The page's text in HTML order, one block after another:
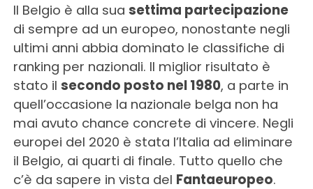
Il Belgio è alla sua settima partecipazione
di sempre ad un europeo, nonostante negli
ultimi anni abbia dominato le classifiche di
ranking per nazionali. Il miglior risultato è
stato il secondo posto nel 1980, a parte in
quell’occasione la nazionale belga non ha
mai avuto chance concrete di vincere. Negli
europei del 2020 è stata l’Italia ad eliminare
il Belgio, ai quarti di finale. Tutto quello che
c’è da sapere in vista del Fantaeuropeo.